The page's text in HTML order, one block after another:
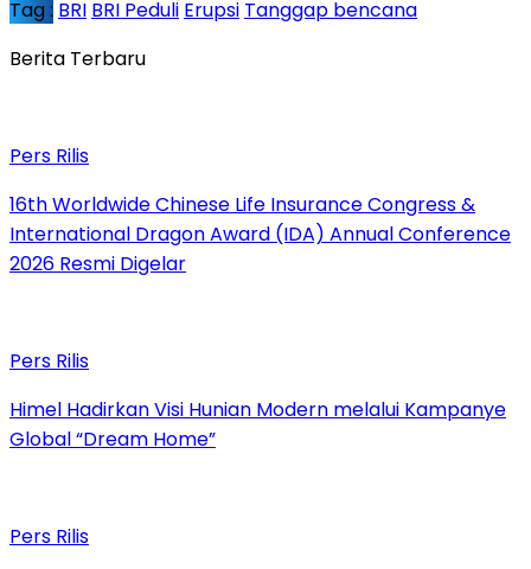
Tag : BRI BRI Peduli Erupsi Tanggap bencana
Berita Terbaru
Pers Rilis
16th Worldwide Chinese Life Insurance Congress &
International Dragon Award (IDA) Annual Conference
2026 Resmi Digelar
Pers Rilis
Himel Hadirkan Visi Hunian Modern melalui Kampanye
Global “Dream Home”
Pers Rilis